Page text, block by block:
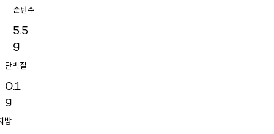
순탄수
5.5
g
단백질
0.1
g
방